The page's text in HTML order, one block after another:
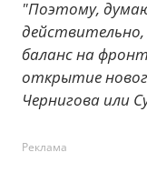
"Поэтому,
баланс на
открытие
Чернигова или
Реклама